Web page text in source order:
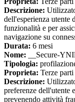
Descrizione:
dell'esperienza utente
funzionalità e per
navigazione su
Durata: 6 mesi
Nome: __Secure-
Tipologia:
Proprieta: Terze parti
Descrizione:
preferenze dell'utente
prevenendo attività